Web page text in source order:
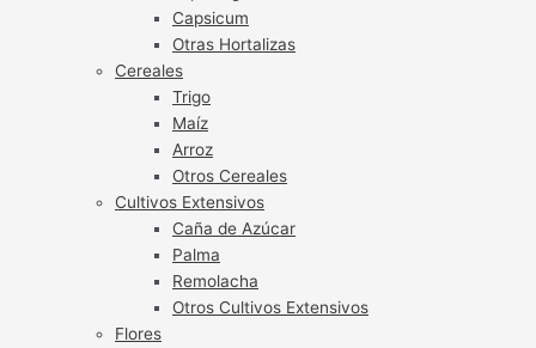
Capsicum
Otras Hortalizas
Cereales
Trigo
Maíz
Arroz
Otros Cereales
Cultivos Extensivos
Caña de Azúcar
Palma
Remolacha
Otros Cultivos Extensivos
Flores